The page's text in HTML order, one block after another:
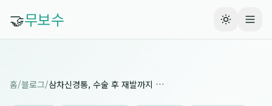
🤝무보수
홈/블로그/ 삼차신경통, 수술 후 재발까지 잡는 근본 치료가 필요한 이유